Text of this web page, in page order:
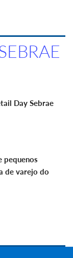
Day Sebrae
pequenos
de varejo do